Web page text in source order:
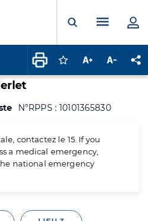
Ouvrir laMenu
Connectez-vous
Augmenter la
N°RPPS : 10101365830
contactez le 15. If you
a medical emergency,
national emergency